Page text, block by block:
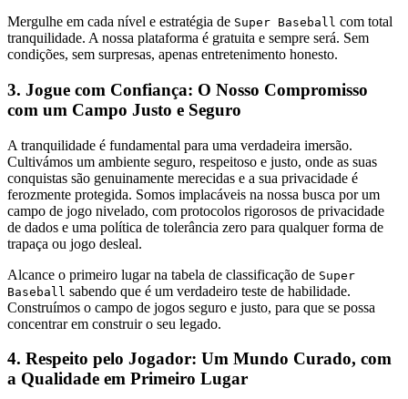
Mergulhe em cada nível e estratégia de Super Baseball com total
tranquilidade. A nossa plataforma é gratuita e sempre será. Sem
condições, sem surpresas, apenas entretenimento honesto.
3. Jogue com Confiança: O Nosso Compromisso
com um Campo Justo e Seguro
A tranquilidade é fundamental para uma verdadeira imersão.
Cultivámos um ambiente seguro, respeitoso e justo, onde as suas
conquistas são genuinamente merecidas e a sua privacidade é
ferozmente protegida. Somos implacáveis na nossa busca por um
campo de jogo nivelado, com protocolos rigorosos de privacidade
de dados e uma política de tolerância zero para qualquer forma de
trapaça ou jogo desleal.
Alcance o primeiro lugar na tabela de classificação de Super
Baseball sabendo que é um verdadeiro teste de habilidade.
Construímos o campo de jogos seguro e justo, para que se possa
concentrar em construir o seu legado.
4. Respeito pelo Jogador: Um Mundo Curado, com
a Qualidade em Primeiro Lugar